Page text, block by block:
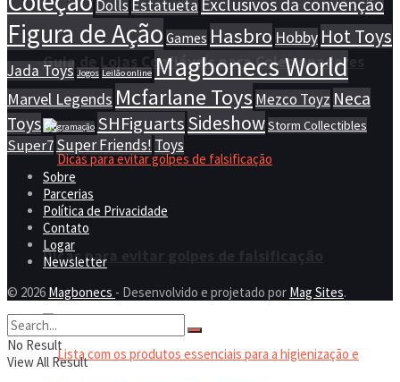
Guia de Lojas Confiáveis para Colecionadores
Dicas para evitar golpes de falsificação
Dolls Estatueta
Figura de Ação Games Hasbro Hobby Hot Toys
Jada Toys Jogos Leilão online Magbonecs World
Marvel Legends Mcfarlane Toys Mezco Toyz Neca
Toys Programação SHFiguartsSideshowStorm Collectibles
Super7Super Friends! Toys
Sobre
Parcerias
Política de Privacidade
Contato
Logar
Newsletter
© 2026 Magbonecs - Desenvolvido e projetado por Mag Sites.
No Result
View All Result